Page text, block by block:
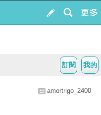
我的
訂閱
amortrigo_2400